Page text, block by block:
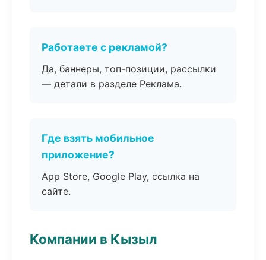
Работаете с рекламой?
Да, баннеры, топ-позиции, рассылки
— детали в разделе Реклама.
Где взять мобильное
приложение?
App Store, Google Play, ссылка на
сайте.
Компании в Кызыл